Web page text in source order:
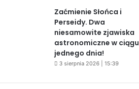
Zaćmienie Słońca i
Perseidy. Dwa
niesamowite zjawiska
astronomiczne w ciągu
jednego dnia!
3 sierpnia 2026 | 15:39